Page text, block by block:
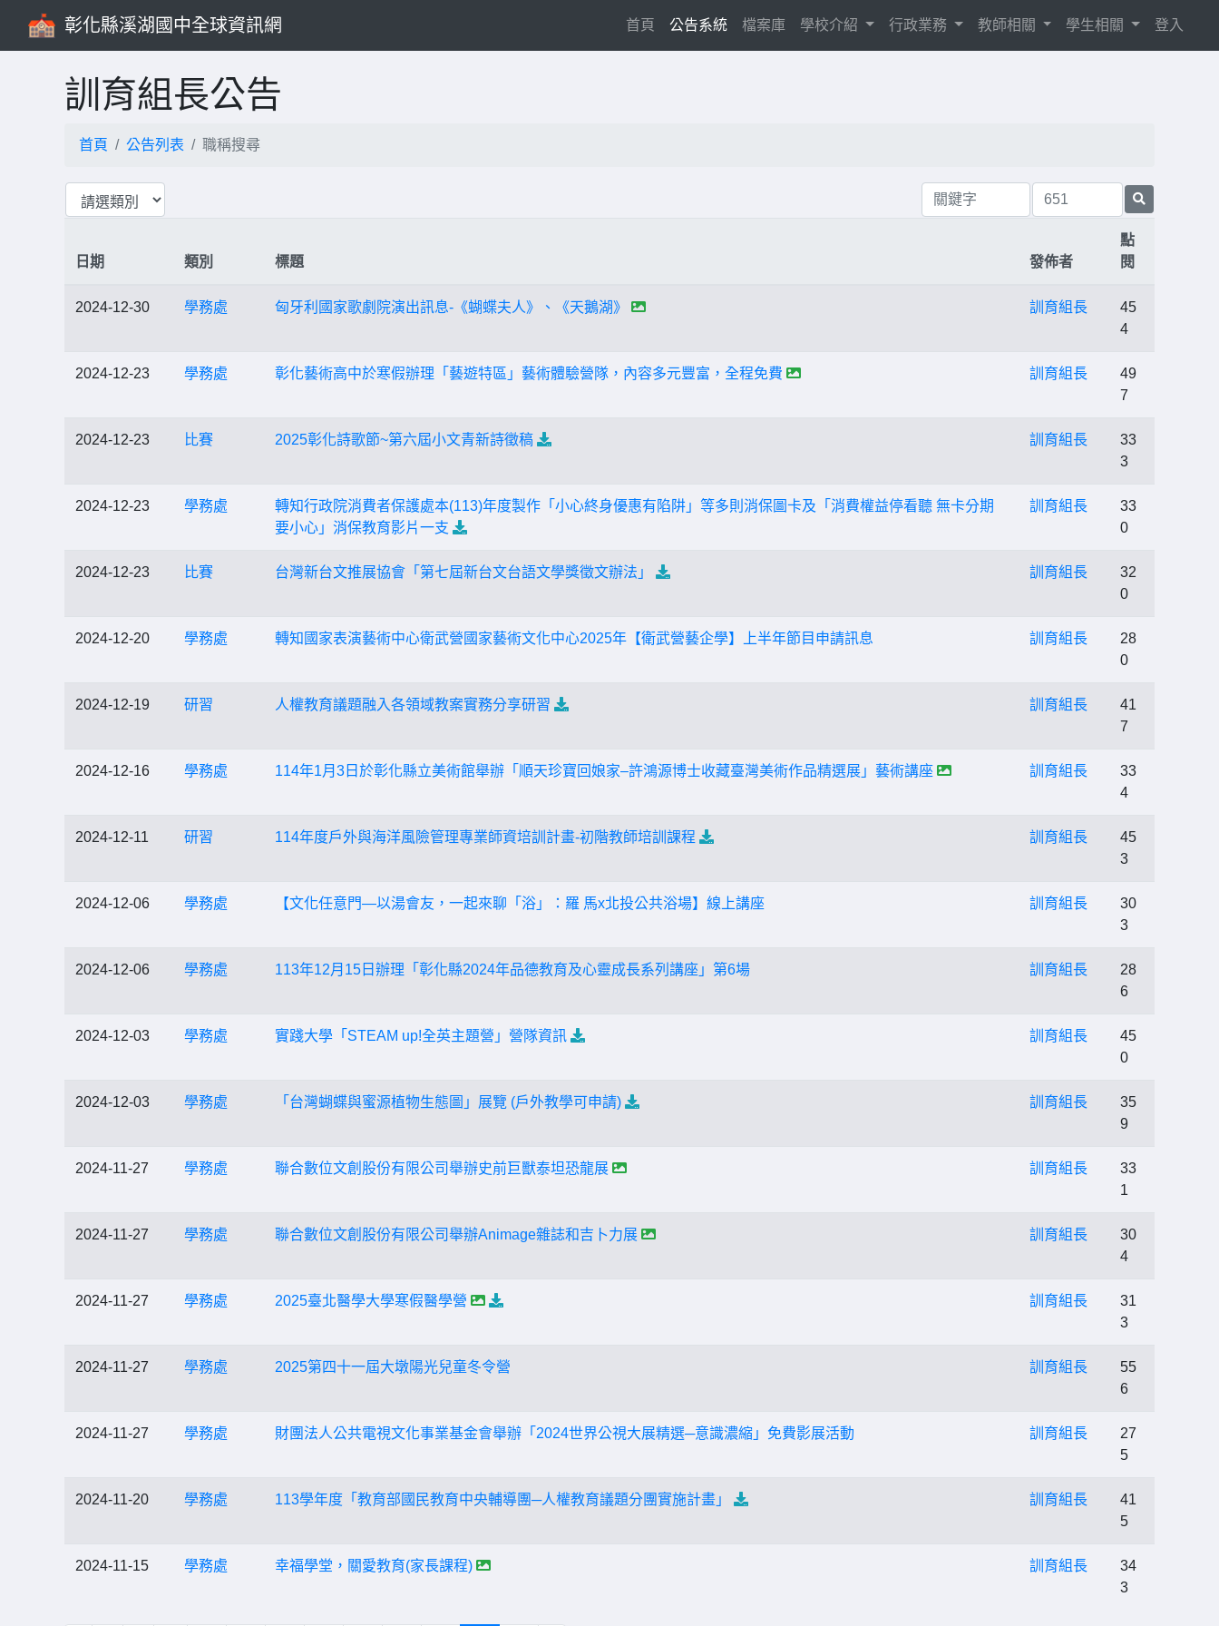
彰化縣溪湖國中全球資訊網 首頁 (current)
公告系統 檔案庫 學校介紹 行政業務 教師相關 學生相關 登入
訓育組長公告
首頁 公告列表 職稱搜尋
日期 類別 標題 發佈者
點
閱
2024-12-30 學務處 匈牙利國家歌劇院演出訊息-《蝴蝶夫人》、《天鵝湖》 訓育組長
45
4
2024-12-23 學務處 彰化藝術高中於寒假辦理「藝遊特區」藝術體驗營隊，內容多元豐富，全程免費 訓育組長
49
7
2024-12-23 比賽 2025彰化詩歌節~第六屆小文青新詩徵稿 訓育組長
33
3
2024-12-23 學務處
轉知行政院消費者保護處本(113)年度製作「小心終身優惠有陷阱」等多則消保圖卡及「消費權益停看聽 無卡分期
要小心」消保教育影片一支
訓育組長
33
0
2024-12-23 比賽 台灣新台文推展協會「第七屆新台文台語文學獎徵文辦法」 訓育組長
32
0
2024-12-20 學務處 轉知國家表演藝術中心衛武營國家藝術文化中心2025年【衛武營藝企學】上半年節目申請訊息 訓育組長
28
0
2024-12-19 研習 人權教育議題融入各領域教案實務分享研習 訓育組長
41
7
2024-12-16 學務處 114年1月3日於彰化縣立美術館舉辦「順天珍寶回娘家–許鴻源博士收藏臺灣美術作品精選展」藝術講座 訓育組長
33
4
2024-12-11 研習 114年度戶外與海洋風險管理專業師資培訓計畫-初階教師培訓課程 訓育組長
45
3
2024-12-06 學務處 【文化任意門—以湯會友，一起來聊「浴」：羅 馬x北投公共浴場】線上講座 訓育組長
30
3
2024-12-06 學務處 113年12月15日辦理「彰化縣2024年品德教育及心靈成長系列講座」第6場 訓育組長
28
6
2024-12-03 學務處 實踐大學「STEAM up!全英主題營」營隊資訊 訓育組長
45
0
2024-12-03 學務處 「台灣蝴蝶與蜜源植物生態圖」展覽 (戶外教學可申請) 訓育組長
35
9
2024-11-27 學務處 聯合數位文創股份有限公司舉辦史前巨獸泰坦恐龍展 訓育組長
33
1
2024-11-27 學務處 聯合數位文創股份有限公司舉辦Animage雜誌和吉卜力展 訓育組長
30
4
2024-11-27 學務處 2025臺北醫學大學寒假醫學營 訓育組長
31
3
2024-11-27 學務處 2025第四十一屆大墩陽光兒童冬令營 訓育組長
55
6
2024-11-27 學務處 財團法人公共電視文化事業基金會舉辦「2024世界公視大展精選─意識濃縮」免費影展活動 訓育組長
27
5
2024-11-20 學務處 113學年度「教育部國民教育中央輔導團─人權教育議題分團實施計畫」 訓育組長
41
5
2024-11-15 學務處 幸福學堂，關愛教育(家長課程) 訓育組長
34
3